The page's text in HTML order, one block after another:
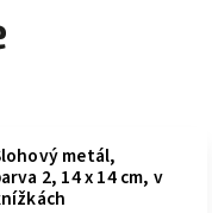
metál,
2, 14 x 14 cm, v